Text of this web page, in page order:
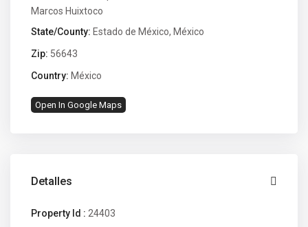
Marcos Huixtoco
State/County: Estado de México, México
Zip: 56643
Country: México
Open In Google Maps
Detalles
Property Id : 24403